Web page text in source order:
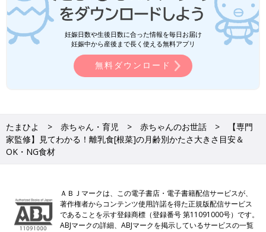
妊娠日数や生後日数に合った情報を毎日お届け
妊娠中から産後まで長く使える無料アプリ
無料ダウンロード
たまひよ 赤ちゃん・育児 赤ちゃんのお世話
【専門
家監修】見てわかる！離乳食[根菜]の月齢別かたさ大きさ目安＆
OK・NG食材
ＡＢＪマークは、この電子書店・電子書籍配信サービスが、
著作権者からコンテンツ使用許諾を得た正規版配信サービス
であることを示す登録商標（登録番号 第11091000号）です。
ABJマークの詳細、ABJマークを掲示しているサービスの一覧